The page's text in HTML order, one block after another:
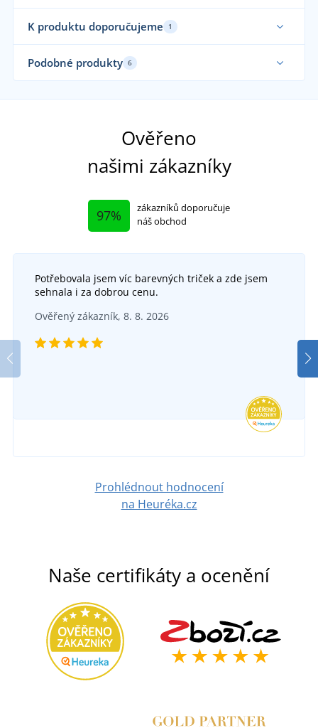
K produktu doporučujeme 1
+2
Podobné produkty 6
Funkční
Dětská softshellová bunda CXS STRETCH
695 Kč
Ověřeno
našimi zákazníky
97%
zákazníků doporučuje
náš obchod
Potřebovala jsem víc barevných triček a zde jsem
sehnala i za dobrou cenu.
Ověřený zákazník, 8. 8. 2026
Prohlédnout hodnocení
na Heuréka.cz
Naše certifikáty a ocenění